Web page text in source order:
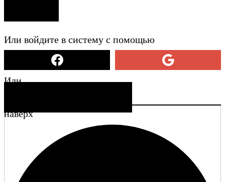
Или войдите в систему с помощью
Или
наверх